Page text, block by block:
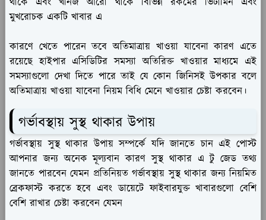
মুখরোচক একটি খাবার এ
কারণে খেতে পারেন তবে অতিমাত্রায় খাওয়া যাবেনা কারণ এতে
রয়েছে হাইপার এসিডিটির সমস্যা অতিরিক্ত খাওয়ার মাধ্যমে এই
সমস্যাগুলো দেখা দিতে পারে তাই যে কোন জিনিসই উপকার বলে
অতিমাত্রায় খাওয়া যাবেনা নিয়ম বিধি মেনে খাওয়ার চেষ্টা করবেন।
গর্ভাবস্থায় সুস্থ থাকার উপায়
গর্ভাবস্থায় সুস্থ থাকার উপায় সম্পর্কে যদি জানতে চান এই পোস্ট
আপনার জন্য অনেক মূল্যবান কারণ সুস্থ থাকার এ টু জেড তথ্য
জানতে পারবেন যেমন প্রতিনিয়ত গর্ভাবস্থায় সুস্থ থাকার জন্য নিয়মিত
ব্রেকফাস্ট করতে হবে এবং ডায়েটে ফাইবারযুক্ত খাবারগুলো বেশি
বেশি রাখার চেষ্টা করবেন যেমন